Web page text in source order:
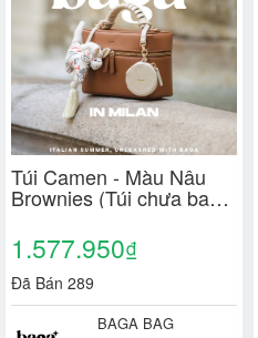
Túi Camen - Màu Nâu
Brownies (Túi chưa bao
gồm Charm)
1.577.950₫
Đã Bán 289
BAGA BAG